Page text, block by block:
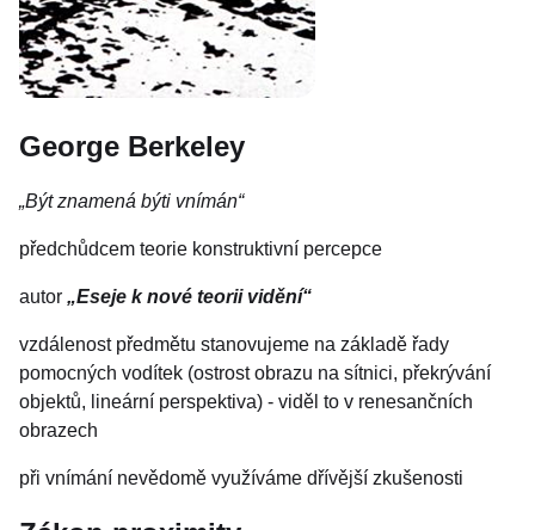
George Berkeley
„Být znamená býti vnímán“
předchůdcem teorie konstruktivní percepce
autor „Eseje k nové teorii vidění“
vzdálenost předmětu stanovujeme na základě řady
pomocných vodítek (ostrost obrazu na sítnici, překrývání
objektů, lineární perspektiva) - viděl to v renesančních
obrazech
při vnímání nevědomě využíváme dřívější zkušenosti